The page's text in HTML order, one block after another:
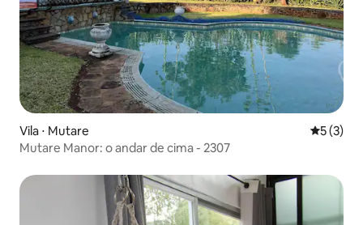
Vila ⋅ Mutare 5 de
5 (3)
Mutare Manor: o andar de cima - 2307